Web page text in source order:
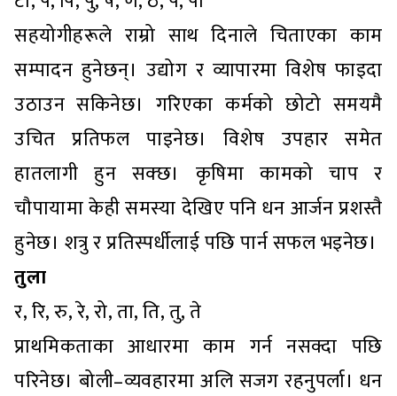
सहयोगीहरूले राम्रो साथ दिनाले चिताएका काम
सम्पादन हुनेछन्। उद्योग र व्यापारमा विशेष फाइदा
उठाउन सकिनेछ। गरिएका कर्मको छोटो समयमै
उचित प्रतिफल पाइनेछ। विशेष उपहार समेत
हातलागी हुन सक्छ। कृषिमा कामको चाप र
चौपायामा केही समस्या देखिए पनि धन आर्जन प्रशस्तै
हुनेछ। शत्रु र प्रतिस्पर्धीलाई पछि पार्न सफल भइनेछ।
तुला
र, रि, रु, रे, रो, ता, ति, तु, ते
प्राथमिकताका आधारमा काम गर्न नसक्दा पछि
परिनेछ। बोली–व्यवहारमा अलि सजग रहनुपर्ला। धन